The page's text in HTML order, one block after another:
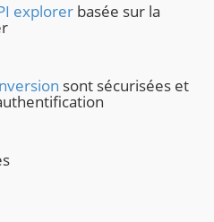
explorer basée sur la
sont sécurisées et